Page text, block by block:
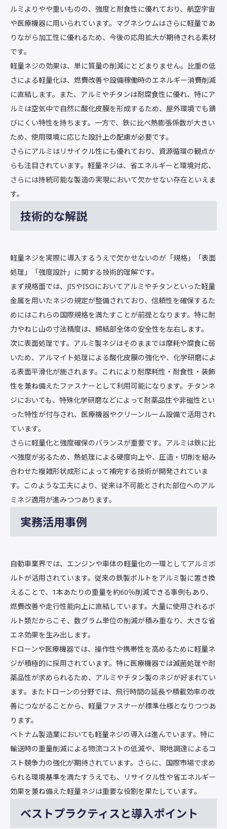
ルミよりやや重いものの、強度と耐食性に優れており、航空宇宙
や医療機器に用いられています。マグネシウムはさらに軽量であ
りながら加工性に優れるため、今後の応用拡大が期待される素材
です。
軽量ネジの効果は、単に質量の削減にとどまりません。比重の低
さによる軽量化は、燃費改善や設備稼働時のエネルギー消費削減
に直結します。また、アルミやチタンは耐腐食性に優れ、特にア
ルミは空気中で自然に酸化皮膜を形成するため、屋外環境でも錆
びにくい特性を持ちます。一方で、鉄に比べ熱膨張係数が大きい
ため、使用環境に応じた設計上の配慮が必要です。
さらにアルミはリサイクル性にも優れており、資源循環の観点か
らも注目されています。軽量ネジは、省エネルギーと環境対応、
さらには持続可能な製造の実現において欠かせない存在といえま
す。
技術的な解説
軽量ネジを実際に導入するうえで欠かせないのが「規格」「表面
処理」「強度設計」に関する技術的理解です。
まず規格面では、JISやISOにおいてアルミやチタンといった軽量
金属を用いたネジの規定が整備されており、信頼性を確保するた
めにはこれらの国際規格を満たすことが前提となります。特に耐
力やねじ山の寸法精度は、締結部全体の安全性を左右します。
次に表面処理です。アルミ製ネジはそのままでは摩耗や腐食に弱
いため、アルマイト処理による酸化皮膜の強化や、化学研磨によ
る表面平滑化が施されます。これにより耐摩耗性・耐食性・装飾
性を兼ね備えたファスナーとして利用可能になります。チタンネ
ジにおいても、特殊化学研磨などによって耐薬品性や非磁性とい
った特性が付与され、医療機器やクリーンルーム設備で活用され
ています。
さらに軽量化と強度確保のバランスが重要です。アルミは鉄に比
べ強度が劣るため、熱処理による硬度向上や、圧造・切削を組み
合わせた複雑形状成形によって補完する技術が開発されていま
す。このような工夫により、従来は不可能とされた部位へのアル
ミネジ適用が進みつつあります。
実務活用事例
自動車業界では、エンジンや車体の軽量化の一環としてアルミボ
ルトが活用されています。従来の鉄製ボルトをアルミ製に置き換
えることで、1本あたりの重量を約60％削減できる事例もあり、
燃費改善や走行性能向上に直結しています。大量に使用されるボ
ルト類だからこそ、数グラム単位の削減が積み重なり、大きな省
エネ効果を生み出します。
ドローンや医療機器では、操作性や携帯性を高めるために軽量ネ
ジが積極的に採用されています。特に医療機器では滅菌処理や耐
薬品性が求められるため、アルミやチタン製のネジが好まれてい
ます。またドローンの分野では、飛行時間の延長や積載効率の改
善につながることから、軽量ファスナーが標準仕様となりつつあ
ります。
ベトナム製造業においても軽量ネジの導入は進んでいます。特に
輸送時の重量削減による物流コストの低減や、現地調達によるコ
スト競争力の強化が期待されています。さらに、国際市場で求め
られる環境基準を満たすうえでも、リサイクル性や省エネルギー
効果を兼ね備えた軽量ネジは重要な役割を果たしています。
ベストプラクティスと導入ポイント